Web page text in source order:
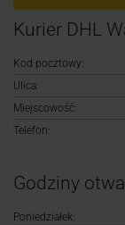
Kurier DHL
Kod pocztowy:
Ulica:
Miejscowość:
Telefon:
Godziny
Poniedziałek: